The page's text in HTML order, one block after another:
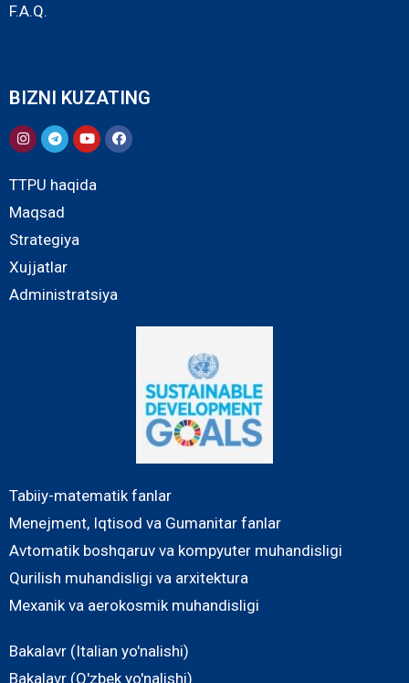
F.A.Q.
BIZNI KUZATING
TTPU haqida
Maqsad
Strategiya
Xujjatlar
Administratsiya
Tabiiy-matematik fanlar
Menejment, Iqtisod va Gumanitar fanlar
Avtomatik boshqaruv va kompyuter muhandisligi
Qurilish muhandisligi va arxitektura
Mexanik va aerokosmik muhandisligi
Bakalavr (Italian yo'nalishi)
Bakalavr (O'zbek yo'nalishi)